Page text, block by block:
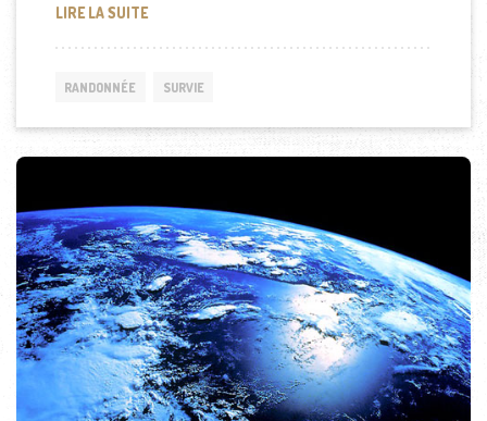
LIRE LA SUITESTAGE SURVIE EN FORÊT GUYANAISE
RANDONNÉE SURVIE